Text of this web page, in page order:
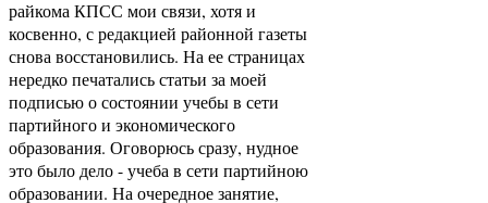
райкома КПСС мои связи, хотя и
косвенно, с редакцией районной газеты
снова восстановились. На ее страницах
нередко печатались статьи за моей
подписью о состоянии учебы в сети
партийного и экономического
образования. Оговорюсь сразу, нудное
это было дело - учеба в сети партийною
образовании. На очередное занятие,